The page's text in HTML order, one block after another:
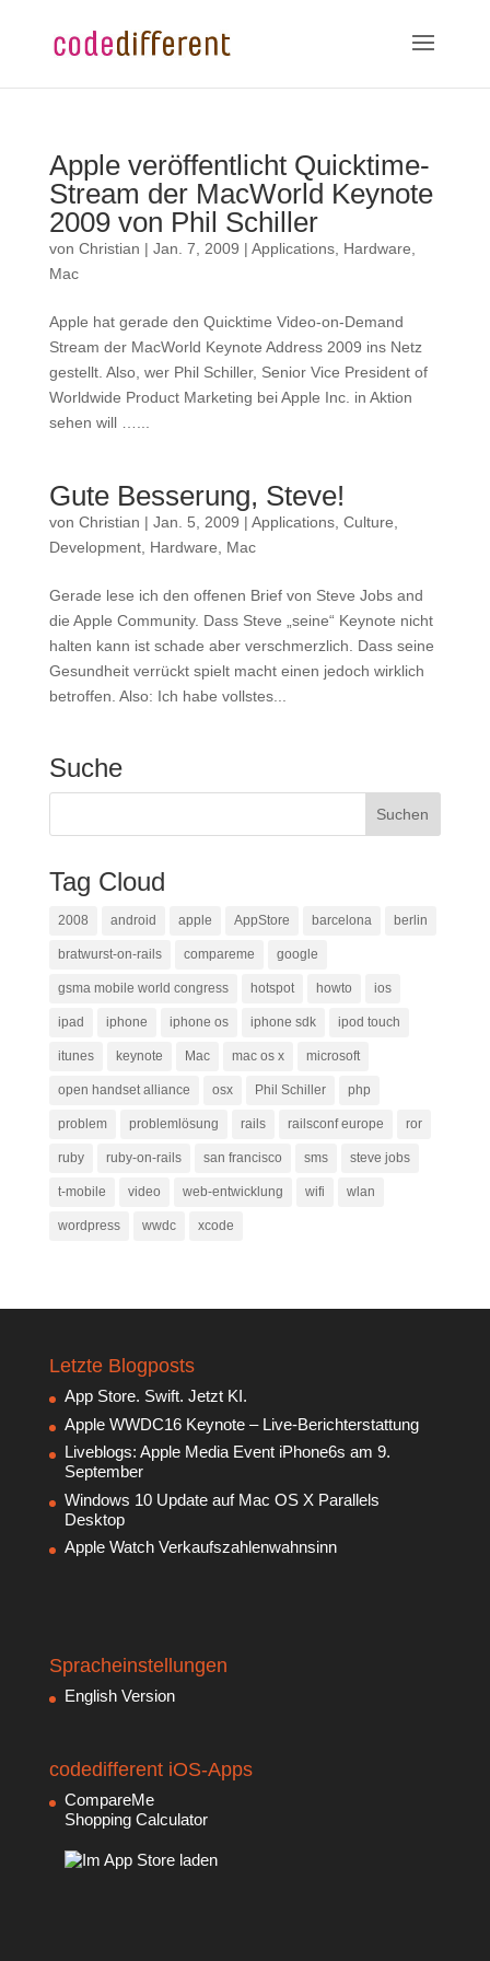
Apple veröffentlicht Quicktime-
Stream der MacWorld Keynote
2009 von Phil Schiller
von Christian | Jan. 7, 2009 | Applications, Hardware
Mac
Apple hat gerade den Quicktime Video-on-Demand
Stream der MacWorld Keynote Address 2009 ins Netz
gestellt. Also, wer Phil Schiller, Senior Vice President of
Worldwide Product Marketing bei Apple Inc. in Aktion
sehen will …...
Gute Besserung, Steve!
von Christian | Jan. 5, 2009 | Applications, Culture
Development, Hardware Mac
Gerade lese ich den offenen Brief von Steve Jobs and
die Apple Community. Dass Steve „seine“ Keynote nicht
halten kann ist schade aber verschmerzlich. Dass seine
Gesundheit verrückt spielt macht einen jedoch wirklich
betroffen. Also: Ich habe vollstes...
Suche
Tag Cloud
2008 android apple AppStore barcelona berlin
bratwurst-on-rails compareme google
gsma mobile world congress hotspot howto ios
ipad iphone iphone os iphone sdk ipod touch
itunes keynote Mac mac os x microsoft
open handset alliance osx Phil Schiller php
problem problemlösung rails railsconf europe ror
ruby ruby-on-rails san francisco sms steve jobs
t-mobile video web-entwicklung wifi wlan
wordpress wwdc xcode
Letzte Blogposts
App Store. Swift. Jetzt KI.
Apple WWDC16 Keynote – Live-Berichterstattung
Liveblogs: Apple Media Event iPhone6s am 9.
September
Windows 10 Update auf Mac OS X Parallels
Desktop
Apple Watch Verkaufszahlenwahnsinn
Spracheinstellungen
English Version
codedifferent iOS-Apps
CompareMe
Shopping Calculator